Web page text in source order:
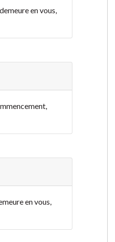
en vous,
en vous,